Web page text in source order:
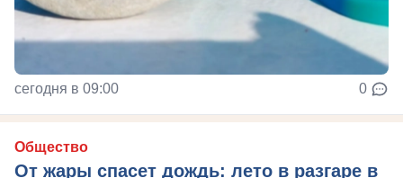
сегодня в 09:00 0
Общество
От жары спасет дождь: лето в разгаре в